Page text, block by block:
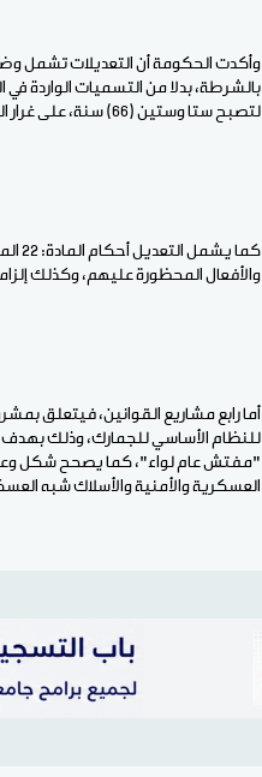
وأكدت الحكومة أن التعديلات تشمل
بالشرطة، بدلا من التسميات الواردة
لتصبح ستا وستين (66) سنة، على غرار الزيادة التي استفاد منها الضباط الأعلون من القطاعات العسكرية والأمنية الأخرى.
والأفعال المحظورة عليهم، وكذلك
للنظام الأساسي للجمارك، وذلك
"مفتش عام لواء"، كما يصحح شكل
العسكرية والأمنية والأسلاك شبه